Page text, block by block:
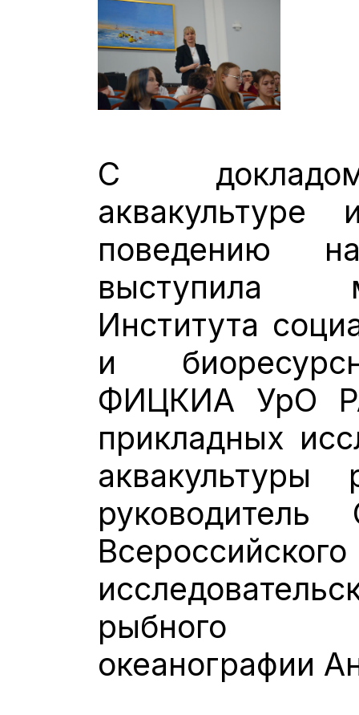
С
аквакультуре
поведению
выступила
Института
и
ФИЦКИА УрО
прикладных
аквакультуры
руководитель
рыбного
океанографии